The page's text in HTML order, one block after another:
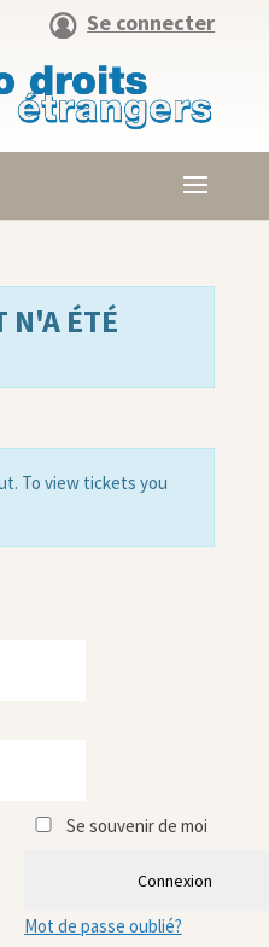
Se connecter
N'A ÉTÉ
To view tickets you
Se souvenir de moi
Connexion
Mot de passe oublié?